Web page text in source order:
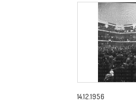
14.12.1956